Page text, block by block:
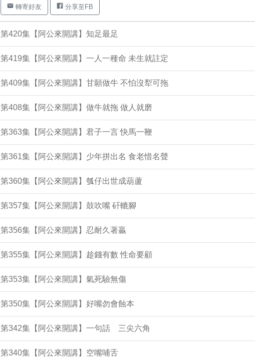
轉寄好友 分享至FB
第420集【阿公來開講】知足最足
第419集【阿公來開講】一人一種命 未生就註定
第409集【阿公來開講】甘願做牛 不怕沒犁可拖
第408集【阿公來開講】做牛就拖 做人就磨
第363集【阿公來開講】君子一言 快馬一鞭
第361集【阿公來開講】少年拼出名 食老惜名聲
第360集【阿公來開講】瓠仔出世成葫蘆
第357集【阿公來開講】鼓吹嘴 矸轆腳
第356集【阿公來開講】忍耐久著贏
第355集【阿公來開講】趁錢有數 性命要顧
第353集【阿公來開講】氣死驗無傷
第350集【阿公來開講】好嘴勿會蝕本
第342集【阿公來開講】一句話 三尖六角
第340集【阿公來開講】空嘴哺舌